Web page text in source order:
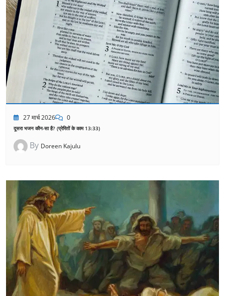
27 मार्च 2026 0
दूसरा भजन कौन-सा है? (प्रेरितों के काम 13:33)
By Doreen Kajulu